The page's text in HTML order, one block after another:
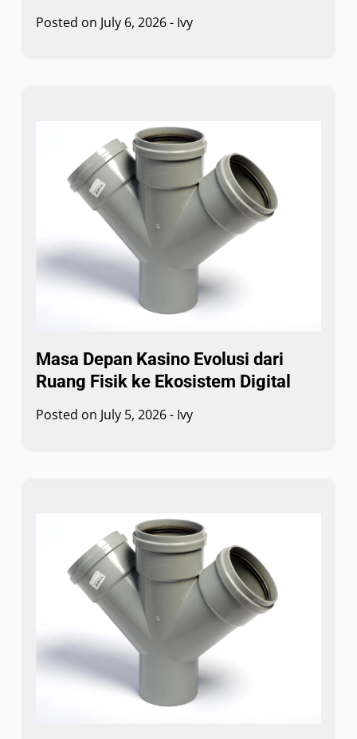
Posted on July 6, 2026- Ivy
Masa Depan Kasino Evolusi dari
Ruang Fisik ke Ekosistem Digital
Posted on July 5, 2026- Ivy